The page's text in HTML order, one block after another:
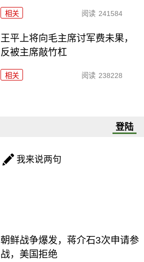
相关 阅读 241584
王平上将向毛主席讨军费未果，
反被主席敲竹杠
相关 阅读 238228
登陆
我来说两句
朝鲜战争爆发，蒋介石3次申请参
战，美国拒绝